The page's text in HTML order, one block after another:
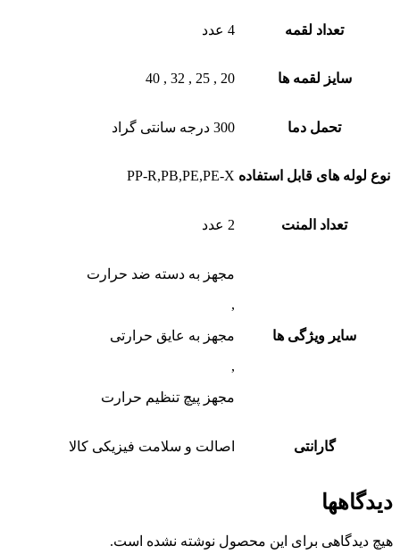
تعداد لقمه 4 عدد
سایز لقمه ها 20 , 25 , 32 , 40
تحمل دما 300 درجه سانتی گراد
نوع لوله های قابل استفاده PP-R,PB,PE,PE-X
تعداد المنت 2 عدد
سایر ویژگی ها
مجهز به دسته ضد حرارت
,
مجهز به عایق حرارتی
,
مجهز پیچ تنظیم حرارت
گارانتی اصالت و سلامت فیزیکی کالا
دیدگاهها
هیچ دیدگاهی برای این محصول نوشته نشده است.